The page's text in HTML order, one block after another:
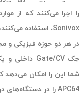
در هر دو حوزه فیزیکی و